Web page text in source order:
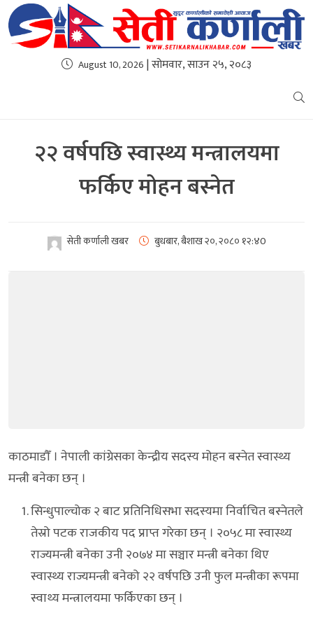
August 10, 2026 | सोमवार, साउन २५, २०८३
२२ वर्षपछि स्वास्थ्य मन्त्रालयमा
फर्किए मोहन बस्नेत
सेती कर्णाली खबर बुधबार, बैशाख २०, २०८० १२:४0
काठमाडौँ । नेपाली कांग्रेसका केन्द्रीय सदस्य मोहन बस्नेत स्वास्थ्य
मन्त्री बनेका छन् ।
सिन्धुपाल्चोक २ बाट प्रतिनिधिसभा सदस्यमा निर्वाचित बस्नेतले
तेस्रो पटक राजकीय पद प्राप्त गरेका छन् । २०५८ मा स्वास्थ्य
राज्यमन्त्री बनेका उनी २०७४ मा सञ्चार मन्त्री बनेका थिए
स्वास्थ्य राज्यमन्त्री बनेको २२ वर्षपछि उनी फुल मन्त्रीका रूपमा
स्वाथ्य मन्त्रालयमा फर्किएका छन् ।